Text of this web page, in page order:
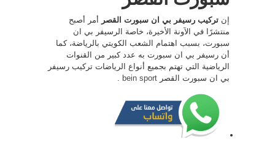
إن تركيب رسيفر بي ان سبورت القصر
أمر أصبح
منتشرًا في الآونة الأخيرة، خاصة الرسيفر بي ان
سبورت، بسبب اهتمام الشعب الكويتي بالرياضة، كما
أن رسيفر بي ان سبورت به عدد كبير من القنوات
الرياضية التي تهتم بجميع أنواع الرياضات تركيب رسيفر
بي ان سبورت القصر bein sport